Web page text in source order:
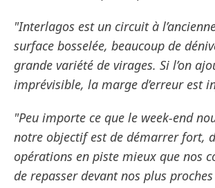
"Interlagos est un circuit à
surface bosselée, beaucoup de
grande variété de virages. Si l’on
imprévisible, la marge d’erreur est
"Peu importe ce que le week-end
notre objectif est de démarrer fort,
opérations en piste mieux que nos
de repasser devant nos plus